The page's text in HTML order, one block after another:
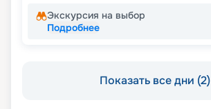
Экскурсия на выбор
Подробнее
Показать все дни (2)